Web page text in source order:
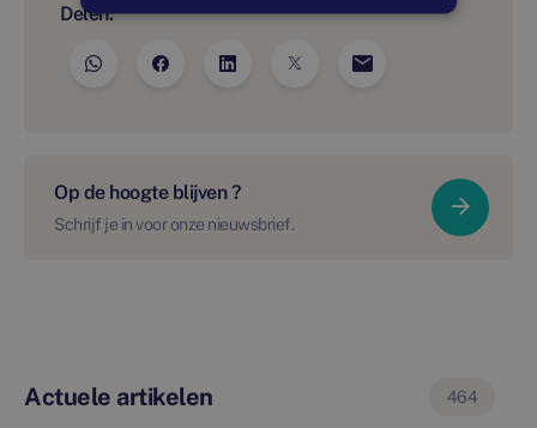
Delen:
Op de hoogte blijven ?
Schrijf je in voor onze nieuwsbrief.
Actuele artikelen 464